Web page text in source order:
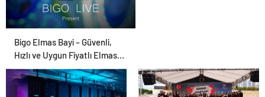
Bigo Elmas Bayi – Güvenli,
Hızlı ve Uygun Fiyatlı Elmas
Satın Almanın Yeni Adresi